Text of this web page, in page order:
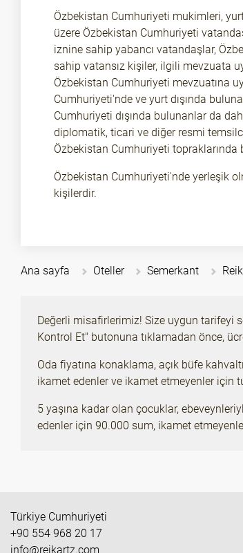
Özbekistan Cumhuriyeti mukimleri,
üzere Özbekistan Cumhuriyeti
iznine sahip yabancı vatandaşlar,
sahip vatansız kişiler, ilgili mevzuata
Özbekistan Cumhuriyeti mevzuatına
Cumhuriyeti'nde ve yurt dışında
Cumhuriyeti dışında bulunanlar da
diplomatik, ticari ve diğer resmi
Özbekistan Cumhuriyeti topraklarında
Özbekistan Cumhuriyeti'nde yerleşik
kişilerdir.
Ana sayfa Oteller Semerkant
Değerli misafirlerimiz! Size uygun tarifeyi
Kontrol Et" butonuna tıklamadan önce,
Oda fiyatına konaklama, açık büfe
ikamet edenler ve ikamet etmeyenler için
5 yaşına kadar olan çocuklar,
edenler için 90.000 sum, ikamet
Türkiye Cumhuriyeti
+90 554 968 20 17
info@reikartz.com